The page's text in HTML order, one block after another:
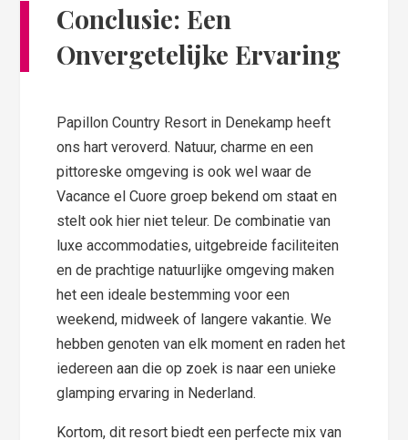
Conclusie: Een
Onvergetelijke Ervaring
Papillon Country Resort in Denekamp heeft
ons hart veroverd. Natuur, charme en een
pittoreske omgeving is ook wel waar de
Vacance el Cuore groep bekend om staat en
stelt ook hier niet teleur. De combinatie van
luxe accommodaties, uitgebreide faciliteiten
en de prachtige natuurlijke omgeving maken
het een ideale bestemming voor een
weekend, midweek of langere vakantie. We
hebben genoten van elk moment en raden het
iedereen aan die op zoek is naar een unieke
glamping ervaring in Nederland.
Kortom, dit resort biedt een perfecte mix van